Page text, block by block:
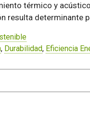
térmico y
resulta determinante
, Durabilidad, Eficiencia